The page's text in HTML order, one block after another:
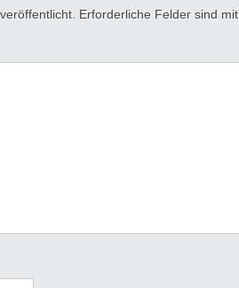
Erforderliche Felder sind mit